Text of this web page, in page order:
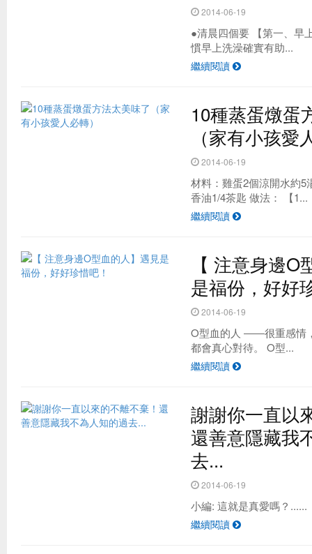
2014-06-19
●清晨四個要 【第一、早
慣早上洗澡確實有助...
繼續閱讀
10種蒸蛋燉蛋
（家有小孩愛
2014-06-19
材料：雞蛋2個涼開水約5
香油1/4茶匙 做法： 【1...
繼續閱讀
【 注意身邊
是福份，好好
2014-06-19
O型血的人 ――很重感情
都會真心對待。 O型...
繼續閱讀
謝謝你一直以
還善意隱藏我
去...
2014-06-19
小編: 這就是真愛嗎？......
繼續閱讀